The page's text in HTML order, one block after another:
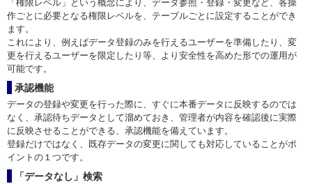
作ごとに必要となる権限レベルを、テーブルごとに設定することができ
ます。
これにより、例えばデータ登録のみを行えるユーザーを準備したり、変
更を行えるユーザーを限定したり等、より安全性を高めた形での運用が
可能です。
承認機能
データの登録や変更を行った際に、すぐに本番データに反映するのでは
なく、承認待ちデータとして溜めておき、管理者が内容を確認後に実際
に反映させることができる、承認機能を備えています。
登録だけではなく、既存データの変更に関しても対応していることがポ
イントの１つです。
「データなし」検索